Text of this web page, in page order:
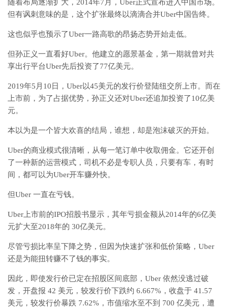
随着布局逐渐扩大，2014年7月，Uber正式宣布进入中国市场。
但有讽刺意味的是，这个扩张最终以滴滴合并Uber中国告终。
这也似乎也预示了Uber一路高歌的昂扬态势开始走低。
但孙正义一直看好Uber。他建立的愿景基金，第一期就曾对共
享出行平台Uber先后投资了77亿美元。
2019年5月10日，Uber以45美元的发行价登陆纽交所上市。而在
上市前，为了占据优势，孙正义还对Uber还追加投资了10亿美
元。
本以为是一个皆大欢喜的结局，谁想，却是泡沫破灭的开始。
Uber的商业模式很清晰，从每一笔订单中收取佣金。它还开创
了一种新的运营模式，司机不必是专职人员，只要有车，有时
间，都可以为Uber开车赚外快。
但Uber 一直在亏钱。
Uber上市前的IPO招股书显示，其年亏损金额从2014年的6亿美
元扩大至2018年的 30亿美元。
尽管亏损比率呈下降之势，但因为快速扩张和低价策略，Uber
还是为能扭转赚不了钱的事实。
因此，即使发行价已定在招股区间底部，Uber 依然没逃过破
发，开盘报 42 美元，较发行价下跌约 6.667%，收盘于 41.57
美元，较发行价暴跌 7.62%，市值缩水至不到 700 亿美元，遭